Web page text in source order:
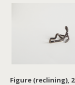
Figure (reclining),